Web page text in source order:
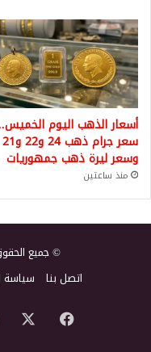
أسعار الذهب اليوم
سعر جرام ذهب 24 و22 و21
وسعر ليرة ذهب جمهوريات
منذ ساعتين
© جميع
اتصل بنا
سياسة
فيسبوك